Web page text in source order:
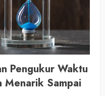
Pengukur Waktu
Menarik Sampai